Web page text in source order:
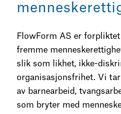
FlowForm AS er
fremme
slik som likhet, ikke-
organisasjonsfrihet. Vi
av barnearbeid,
som bryter med